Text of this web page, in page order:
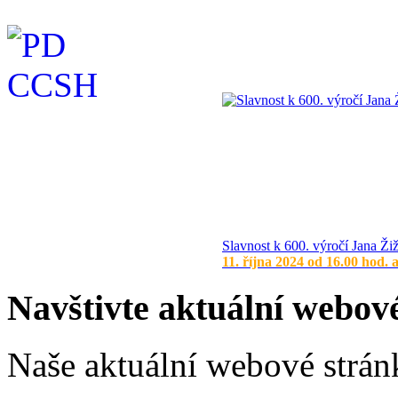
Slavnost k 600. výročí Jana
11. října 2024 od 16.00 hod.
Navštivte aktuální
Naše aktuální webové